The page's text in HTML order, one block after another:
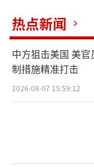
热点新闻
中方狙击美国 美
制措施精准打击
2026-08-07 15:59:12